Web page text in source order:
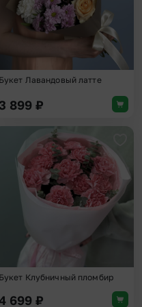
Букет Лавандовый латте
3 899 ₽
в избранное
Букет Клубничный пломбир
699 ₽